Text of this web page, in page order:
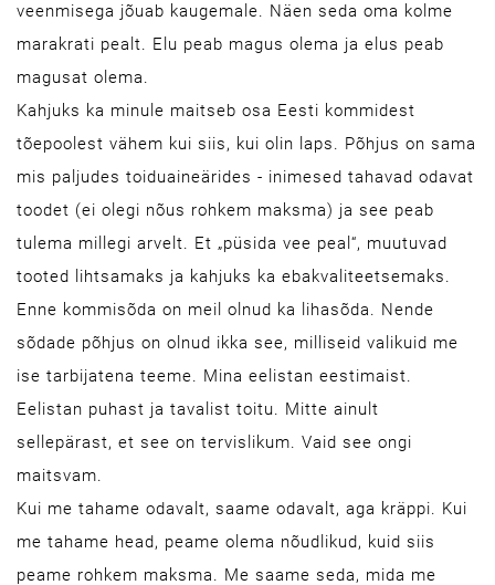
veenmisega jõuab kaugemale. Näen seda oma kolme
marakrati pealt. Elu peab magus olema ja elus peab
magusat olema.
Kahjuks ka minule maitseb osa Eesti kommidest
tõepoolest vähem kui siis, kui olin laps. Põhjus on sama
mis paljudes toiduaineärides - inimesed tahavad odavat
toodet (ei olegi nõus rohkem maksma) ja see peab
tulema millegi arvelt. Et „püsida vee peal“, muutuvad
tooted lihtsamaks ja kahjuks ka ebakvaliteetsemaks.
Enne kommisõda on meil olnud ka lihasõda. Nende
sõdade põhjus on olnud ikka see, milliseid valikuid me
ise tarbijatena teeme. Mina eelistan eestimaist.
Eelistan puhast ja tavalist toitu. Mitte ainult
sellepärast, et see on tervislikum. Vaid see ongi
maitsvam.
Kui me tahame odavalt, saame odavalt, aga kräppi. Kui
me tahame head, peame olema nõudlikud, kuid siis
peame rohkem maksma. Me saame seda, mida me